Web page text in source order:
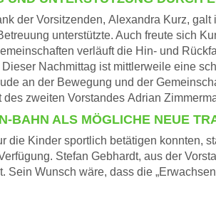
der Vorsitzenden, Alexandra Kurz,
unterstützte. Auch freute sich
verläuft die Hin- und
Nachmittag ist mittlerweile eine
an der Bewegung und der
des zweiten Vorstandes Adrian
BAHN ALS MÖGLICHE NEUE
die Kinder sportlich betätigen konnten,
Stefan Gebhardt, aus der
Sein Wunsch wäre, dass die